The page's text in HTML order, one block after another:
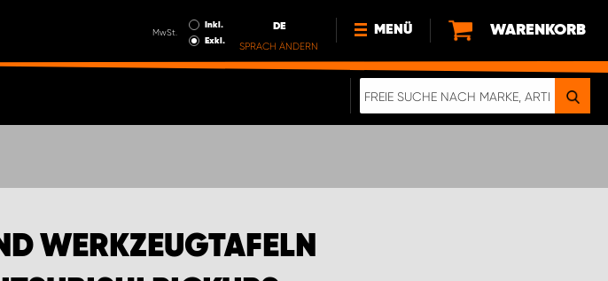
MwSt.
Inkl.
Exkl.
DE
SPRACH ÄNDERN
MENÜ
NEWS
WARENKORB
WERKZEUGTAFELN